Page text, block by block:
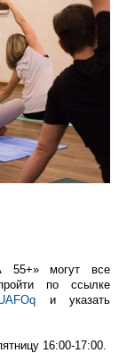
55+» могут все
по ссылке
и указать
16:00-17:00.